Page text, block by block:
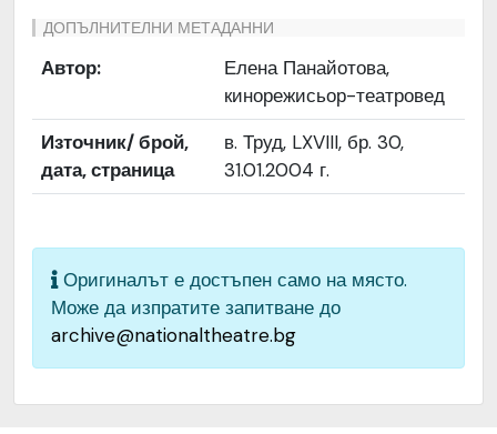
Език на
Български
ползване
Да се цитира източник:
„Художествен архив НТ
„Иван Вазов“
Предоставяща
България
Качество на
изображението
Средно
Институция
Народен театър „Иван
Вазов“, гр. София, България
ДОПЪЛНИТЕЛНИ МЕТАДАННИ
Автор:
Елена Панайотова,
кинорежисьор-театровед
Източник/ брой,
дата, страница
в. Труд, LXVIII, бр. 30,
31.01.2004 г.
Оригиналът е достъпен само на място.
Може да изпратите запитване до
archive@nationaltheatre.bg